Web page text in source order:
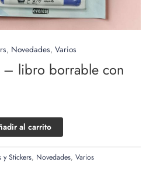
, Novedades,Varios
– libro borrable con
al carrito
y Stickers, Novedades,Varios